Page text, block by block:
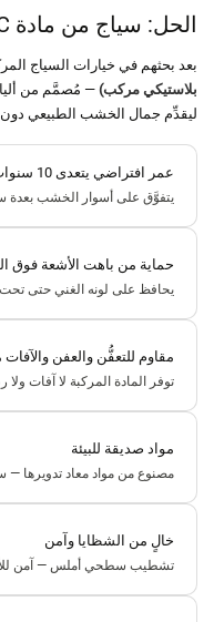
الحل: سياج من مادة WPC مصمم للحياة الواقعية
بعد بحثهم في خيارات السياج
بلاستيكي مركب) — مُصمَّم من
ليقدِّم جمال الخشب الطبيعي
عمر افتراضي يتعدى 10 سنوات
يتفوَّق على أسوار الخشب بعدة
حماية من باهت الأشعة فوق
يحافظ على لونه الغني حتى
مقاوم للتعفُّن والعفن
توفر المادة المركبة لا آفات
مواد صديقة للبيئة
مصنوع من مواد معاد تدويرها —
خالٍ من الشظايا وآمن
تشطيب سطحي أملس — آمن